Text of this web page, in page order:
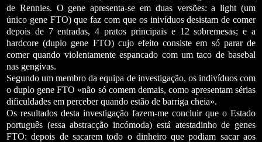
de Rennies. O gene apresenta-se em duas versões: a light (um
único gene FTO) que faz com que os inivíduos desistam de comer
depois de 7 entradas, 4 pratos principais e 12 sobremesas; e a
hardcore (duplo gene FTO) cujo efeito consiste em só parar de
comer quando violentamente espancado com um taco de basebal
nas gengivas.
Segundo um membro da equipa de investigação, os indivíduos com
o duplo gene FTO «não só comem demais, como apresentam sérias
dificuldades em perceber quando estão de barriga cheia».
Os resultados desta investigação fazem-me concluir que o Estado
português (essa abstracção incómoda) está atestadinho de genes
FTO: depois de sacarem todo o dinheiro que podiam sacar aos